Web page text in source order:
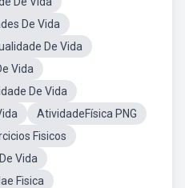
De Vida
De Vida
Vida
De Vida
AtividadeFísica PNG
Fisicos
Vida
Fisica